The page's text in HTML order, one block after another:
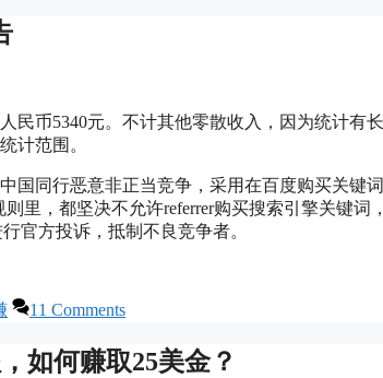
民币5340元。不计其他零散收入，因为统计有
计范围。
国同行恶意非正当竞争，采用在百度购买关键
则里，都坚决不允许referrer购买搜索引擎关键
官方投诉，抵制不良竞争者。
11 Comments
如何赚取25美金？